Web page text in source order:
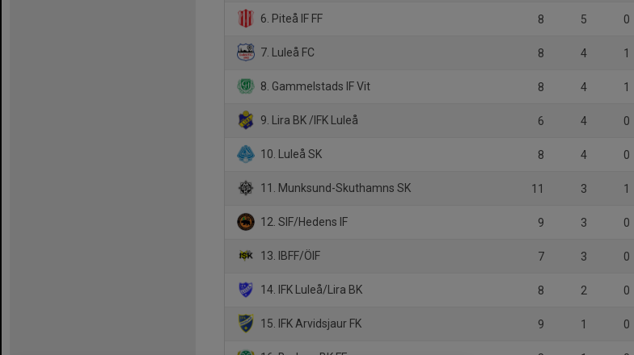
6. Piteå IF FF 8 5 0
7. Luleå FC 8 4 1
8. Gammelstads IF Vit 8 4 1
9. Lira BK /IFK Luleå 6 4 0
10. Luleå SK 8 4 0
11. Munksund-Skuthamns SK 11 3 1
12. SIF/Hedens IF 9 3 0
13. IBFF/ÖIF 7 3 0
14. IFK Luleå/Lira BK 8 2 0
15. IFK Arvidsjaur FK 9 1 0